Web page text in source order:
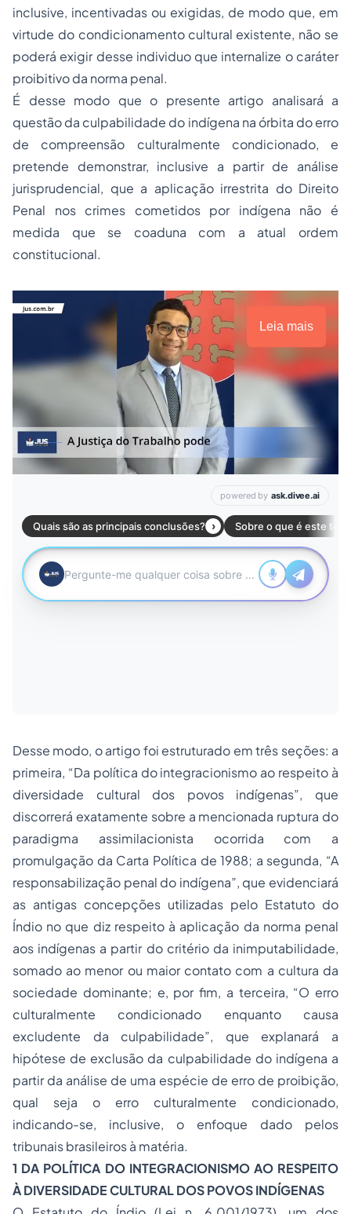
inclusive, incentivadas ou exigidas, de modo que, em
virtude do condicionamento cultural existente, não se
poderá exigir desse individuo que internalize o caráter
proibitivo da norma penal.
É desse modo que o presente artigo analisará a
questão da culpabilidade do indígena na órbita do erro
de compreensão culturalmente condicionado, e
pretende demonstrar, inclusive a partir de análise
jurisprudencial, que a aplicação irrestrita do Direito
Penal nos crimes cometidos por indígena não é
medida que se coaduna com a atual ordem
constitucional.
Leia mais
Desse modo, o artigo foi estruturado em três seções: a
primeira, “Da política do integracionismo ao respeito à
diversidade cultural dos povos indígenas”, que
discorrerá exatamente sobre a mencionada ruptura do
paradigma assimilacionista ocorrida com a
promulgação da Carta Política de 1988; a segunda, “A
responsabilização penal do indígena”, que evidenciará
as antigas concepções utilizadas pelo Estatuto do
Índio no que diz respeito à aplicação da norma penal
aos indígenas a partir do critério da inimputabilidade,
somado ao menor ou maior contato com a cultura da
sociedade dominante; e, por fim, a terceira, “O erro
culturalmente condicionado enquanto causa
excludente da culpabilidade”, que explanará a
hipótese de exclusão da culpabilidade do indígena a
partir da análise de uma espécie de erro de proibição,
qual seja o erro culturalmente condicionado,
indicando-se, inclusive, o enfoque dado pelos
tribunais brasileiros à matéria.
1 DA POLÍTICA DO INTEGRACIONISMO AO RESPEITO
À DIVERSIDADE CULTURAL DOS POVOS INDÍGENAS